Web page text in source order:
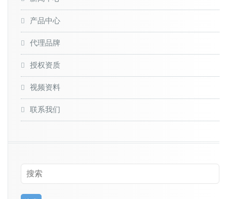
产品中心
代理品牌
授权资质
视频资料
联系我们